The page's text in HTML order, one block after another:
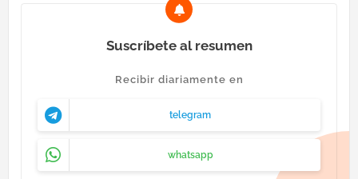
Suscríbete al resumen
Recibir diariamente en
telegram
whatsapp